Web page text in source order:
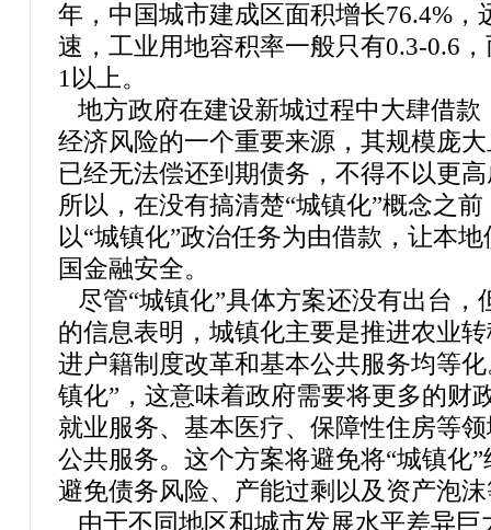
年，中国城市建成区面积增长76.4%，
速，工业用地容积率一般只有0.3-0.6
1以上。
地方政府在建设新城过程中大肆借款
经济风险的一个重要来源，其规模庞
已经无法偿还到期债务，不得不以更
所以，在没有搞清楚“城镇化”概念之
以“城镇化”政治任务为由借款，让本
国金融安全。
尽管“城镇化”具体方案还没有出台，
的信息表明，城镇化主要是推进农业
进户籍制度改革和基本公共服务均等
镇化”，这意味着政府需要将更多的财
就业服务、基本医疗、保障性住房等
公共服务。这个方案将避免将“城镇化
避免债务风险、产能过剩以及资产泡
由于不同地区和城市发展水平差异巨